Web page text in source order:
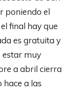
poniendo el
final hay que
es gratuita y
estar muy
a abril cierra
hace a las